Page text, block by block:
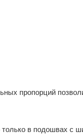
пропорций
в подошвах с